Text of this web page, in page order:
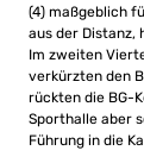
(4) maßgeblich
aus der Distanz,
Im zweiten
verkürzten den
rückten die BG-
Sporthalle aber
Führung in die